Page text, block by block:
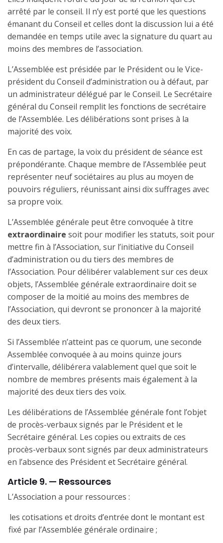
arrêté par le conseil. Il n’y est porté que les questions
émanant du Conseil et celles dont la discussion lui a été
demandée en temps utile avec la signature du quart au
moins des membres de l’association.
L’Assemblée est présidée par le Président ou le Vice-
président du Conseil d’administration ou à défaut, par
un administrateur délégué par le Conseil. Le Secrétaire
général du Conseil remplit les fonctions de secrétaire
de l’Assemblée. Les délibérations sont prises à la
majorité des voix.
En cas de partage, la voix du président de séance est
prépondérante. Chaque membre de l’Assemblée peut
représenter neuf sociétaires au plus au moyen de
pouvoirs réguliers, réunissant ainsi dix suffrages avec
sa propre voix.
L’Assemblée générale peut être convoquée à titre
extraordinaire soit pour modifier les statuts, soit pour
mettre fin à l’Association, sur l’initiative du Conseil
d’administration ou du tiers des membres de
l’Association. Pour délibérer valablement sur ces deux
objets, l’Assemblée générale extraordinaire doit se
composer de la moitié au moins des membres de
l’Association, qui devront se prononcer à la majorité
des deux tiers.
Si l’Assemblée n’atteint pas ce quorum, une seconde
Assemblée convoquée à au moins quinze jours
d’intervalle, délibérera valablement quel que soit le
nombre de membres présents mais également à la
majorité des deux tiers des voix.
Les délibérations de l’Assemblée générale font l’objet
de procès-verbaux signés par le Président et le
Secrétaire général. Les copies ou extraits de ces
procès-verbaux sont signés par deux administrateurs
en l’absence des Président et Secrétaire général.
Article 9. — Ressources
L’Association a pour ressources :
les cotisations et droits d’entrée dont le montant est
fixé par l’Assemblée générale ordinaire ;